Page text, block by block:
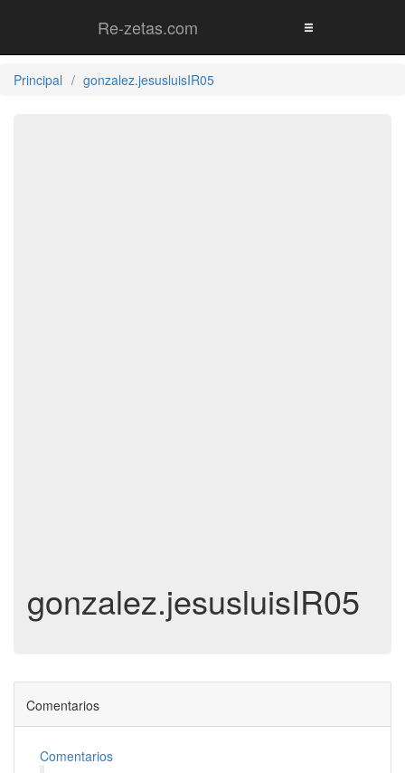
Re-zetas.com
Principal gonzalez.jesusluisIR05
gonzalez.jesusluisIR05
Comentarios
Comentarios